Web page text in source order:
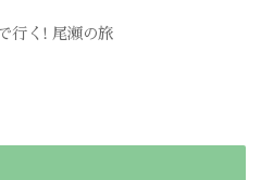
行く! 尾瀬の旅